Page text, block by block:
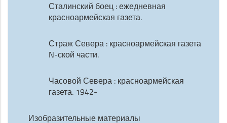
Сталинский боец : ежедневная
красноармейская газета.
Страж Севера : красноармейская газета
N-ской части.
Часовой Севера : красноармейская
газета. 1942-
Изобразительные материалы